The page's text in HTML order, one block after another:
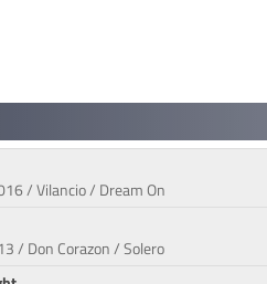
/ Vilancio / Dream On
/ Don Corazon / Solero